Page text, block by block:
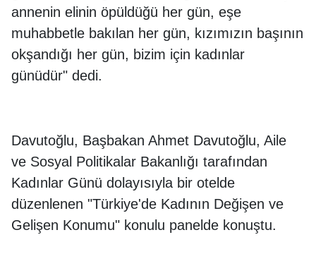
annenin elinin öpüldüğü her gün, eşe
muhabbetle bakılan her gün, kızımızın başının
okşandığı her gün, bizim için kadınlar
günüdür" dedi.
Davutoğlu, Başbakan Ahmet Davutoğlu, Aile
ve Sosyal Politikalar Bakanlığı tarafından
Kadınlar Günü dolayısıyla bir otelde
düzenlenen "Türkiye'de Kadının Değişen ve
Gelişen Konumu" konulu panelde konuştu.